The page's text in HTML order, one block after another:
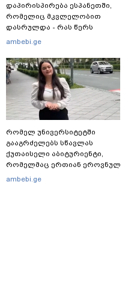
დაპირისპირება ესპანეთში,
რომელიც მკვლელობით
დასრულდა - რას წერს
საერთაშორისო მედია: "მანქანა
და რაინდის"
ambebi.ge
რომელ უნივერსიტეტში
გააგრძელებს სწავლას
ქუთაისელი აბიტურიენტი,
რომელმაც ერთიან ეროვნულ
გამოცდებზე, ყველა საგანში
ambebi.ge